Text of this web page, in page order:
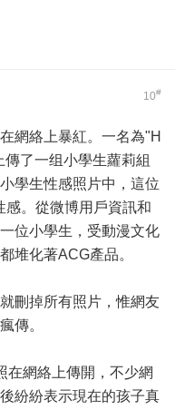
10#
網絡上暴紅。一名為"H
了一组小學生蘿莉組
學生性感照片中，這位
。從微博用戶資訊和
位小學生，受動漫文化
堆化著ACG產品。
刪掉所有照片，惟網友
傳。
在網絡上傳開，不少網
紛紛表示現在的孩子真